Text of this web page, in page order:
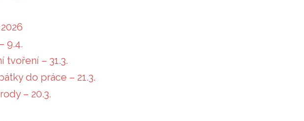
9.4.
– 31.3.
do práce – 21.3.
– 20.3.